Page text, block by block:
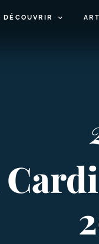
DÉCOUVRIR